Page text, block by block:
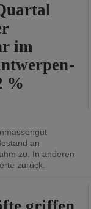
im
%
an
zu. In anderen
zurück.